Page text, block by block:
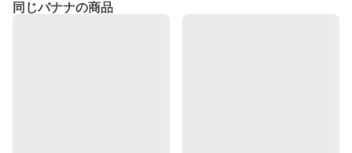
同じバナナの商品